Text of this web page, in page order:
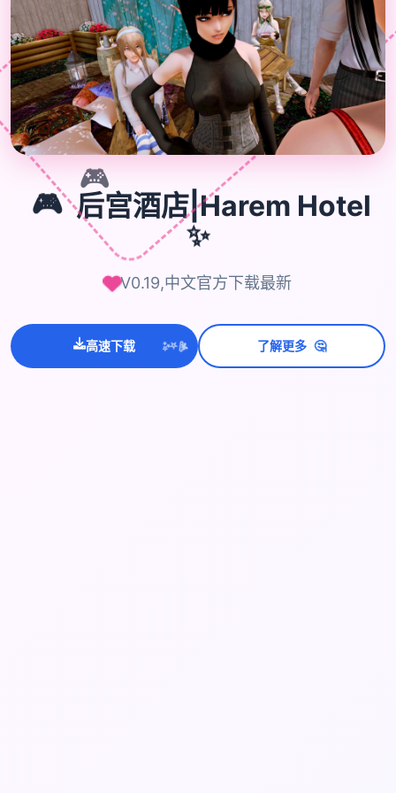
🎮
🎮 后宫酒店|Harem Hotel
✨
V0.19,中文官方下载最新
高速下载 ✨⭐💫 了解更多 🤔